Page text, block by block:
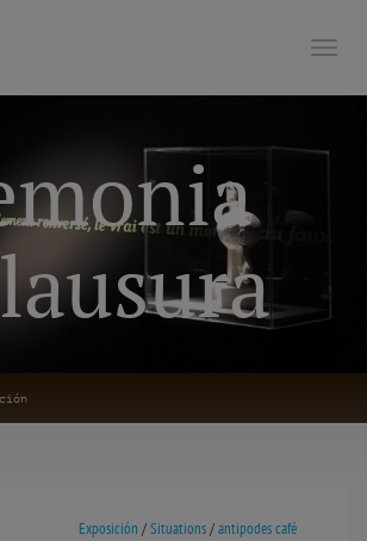
Exposición /Situations/antipodes café